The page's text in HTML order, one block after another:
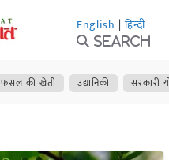
English | हिन्दी
Search
फसल की खेती उद्यानिकी सरकारी